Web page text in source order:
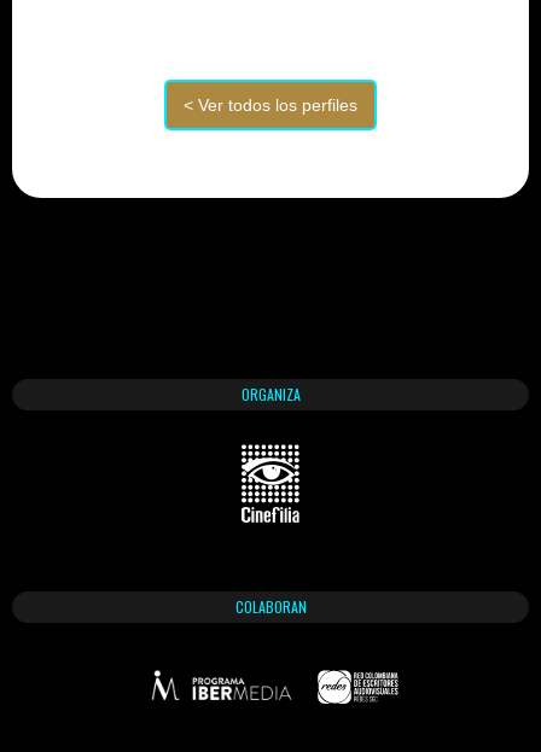
ORGANIZA
COLABORAN